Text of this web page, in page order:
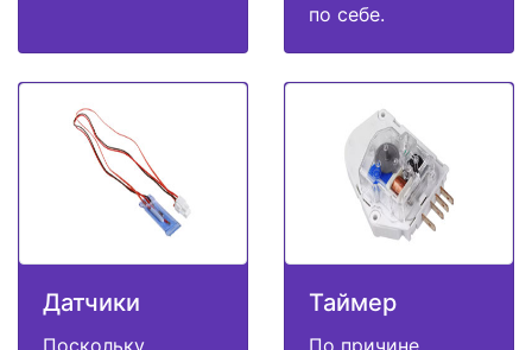
по себе.
Датчики Таймер